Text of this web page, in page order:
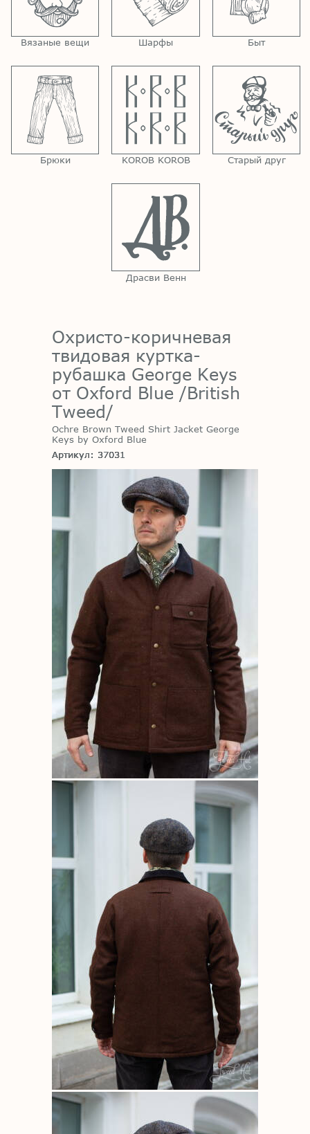
Вязаные вещи Шарфы Быт
Брюки KOROB KOROB Старый друг
Драсви Венн
Охристо-коричневая
твидовая куртка-
рубашка George Keys
от Oxford Blue /British
Tweed/
Ochre Brown Tweed Shirt Jacket George
Keys by Oxford Blue
Артикул: 37031